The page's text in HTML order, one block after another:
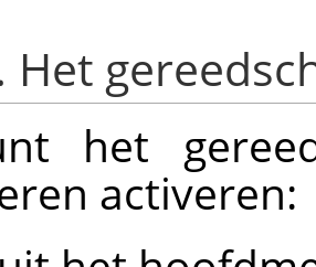
Het
het
activeren: